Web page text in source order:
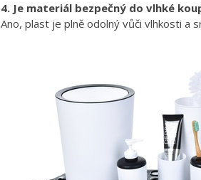
4. Je materiál bezpečný do vlhké
Ano, plast je plně odolný vůči vlhkosti a